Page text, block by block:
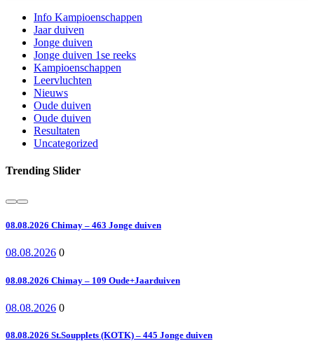
Info Kampioenschappen
Jaar duiven
Jonge duiven
Jonge duiven 1se reeks
Kampioenschappen
Leervluchten
Nieuws
Oude duiven
Oude duiven
Resultaten
Uncategorized
Trending Slider
08.08.2026 Chimay – 463 Jonge duiven
08.08.2026 0
08.08.2026 Chimay – 109 Oude+Jaarduiven
08.08.2026 0
08.08.2026 St.Soupplets (KOTK) – 445 Jonge duiven